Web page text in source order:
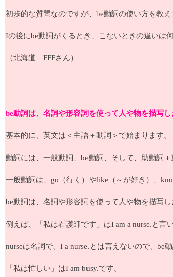
初歩的な質問なのですが、be動詞の使い方を教え
Iの後にbe動詞がくるとき、こないときの違いは
（北海道 FFFさん）
be動詞は、名詞や形容詞を使って人や物を描写
基本的に、英文は＜主語＋動詞＞で始まります。
動詞には、一般動詞、be動詞、そして、助動詞
一般動詞は、go（行く）やlike（～が好き）、
be動詞は、名詞や形容詞を使って人や物を描写
例えば、「私は看護師です」はI am a nurse.と言い
nurseは名詞で、I a nurse.とは言えないので、be
「私は忙しい」はI am busy.です。